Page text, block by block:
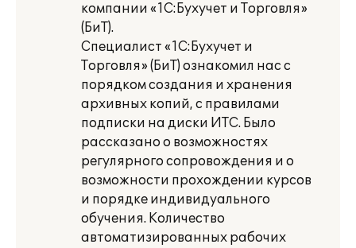
компании «1С:Бухучет и Торговля»
(БиТ).
Специалист «1С:Бухучет и
Торговля» (БиТ) ознакомил нас с
порядком создания и хранения
архивных копий, с правилами
подписки на диски ИТС. Было
рассказано о возможностях
регулярного сопровождения и о
возможности прохождении курсов
и порядке индивидуального
обучения. Количество
автоматизированных рабочих